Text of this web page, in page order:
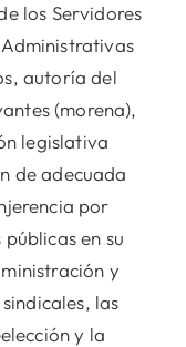
los Servidores
autoría del
(morena),
legislativa
de adecuada
por
en su
y
las
y la